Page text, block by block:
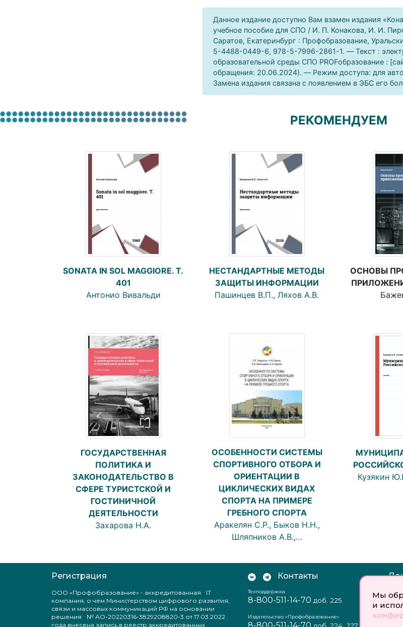
Мы
и
Данное издание доступно Вам взамен издания
учебное пособие для СПО / И. П. Конакова, И. И.
Саратов, Екатеринбург : Профобразование,
5-4488-0449-6, 978-5-7996-2861-1. — Текст :
образовательной среды СПО PROFобразование :
обращения: 20.06.2024). — Режим доступа: для
Замена издания связана с появлением в ЭБС его
РЕКОМЕНДУЕМ
SONATA IN SOL MAGGIORE. T.
401
Антонио Вивальди
НЕСТАНДАРТНЫЕ МЕТОДЫ
ЗАЩИТЫ ИНФОРМАЦИИ
Пашинцев В.П., Ляхов А.В.
ОСНОВЫ
ГОСУДАРСТВЕННАЯ
ПОЛИТИКА И
ЗАКОНОДАТЕЛЬСТВО В
СФЕРЕ ТУРИСТСКОЙ И
ГОСТИНИЧНОЙ
ДЕЯТЕЛЬНОСТИ
Захарова Н.А.
ОСОБЕННОСТИ СИСТЕМЫ
СПОРТИВНОГО ОТБОРА И
ОРИЕНТАЦИИ В
ЦИКЛИЧЕСКИХ ВИДАХ
СПОРТА НА ПРИМЕРЕ
ГРЕБНОГО СПОРТА
Аракелян С.Р., Быков Н.Н.,
Шляпников А.В.,…
Кузякин
Регистрация
ООО «Профобразование» - аккредитованная IT
компания, о чем Министерством цифрового развития,
связи и массовых коммуникаций РФ на основании
решения № АО-20220316-3829208820-3 от 17.03.2022
года внесена запись в реестр аккредитованных
Контакты
Техподдержка
8-800-511-14-70 доб. 225
Издательство «Профобразование»